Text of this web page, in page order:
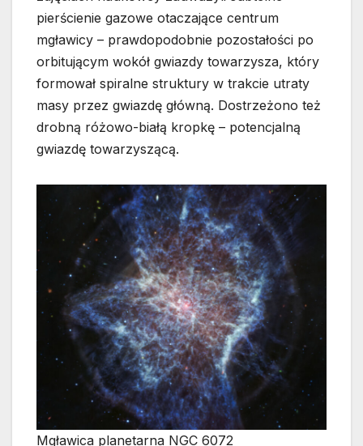
pierścienie gazowe otaczające centrum
mgławicy – prawdopodobnie pozostałości po
orbitującym wokół gwiazdy towarzysza, który
formował spiralne struktury w trakcie utraty
masy przez gwiazdę główną. Dostrzeżono też
drobną różowo-białą kropkę – potencjalną
gwiazdę towarzyszącą.
Mgławica planetarna NGC 6072